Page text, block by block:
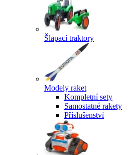
Šlapací traktory
Modely raket
Kompletní sety
Samostatné rakety
Příslušenství